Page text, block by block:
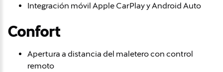
Integración móvil Apple CarPlay y Android Auto
Confort
Apertura a distancia del maletero con control
remoto